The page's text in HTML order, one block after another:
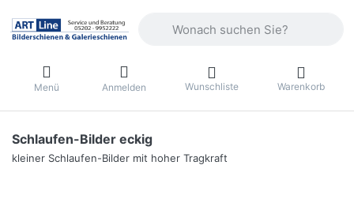
Menü Anmelden Wunschliste Warenkorb
Schlaufen-Bilder eckig
kleiner Schlaufen-Bilder mit hoher Tragkraft